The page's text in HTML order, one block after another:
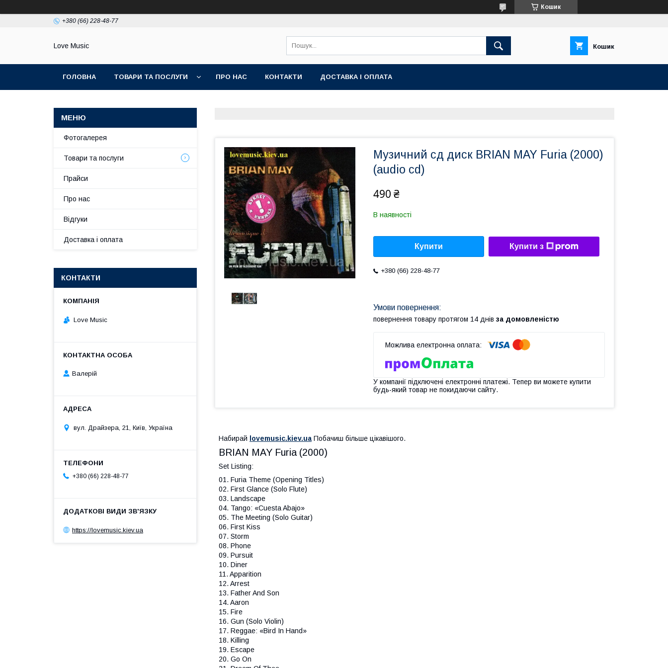
Кошик
+380 (66) 228-48-77
Love Music Кошик
ГОЛОВНА ТОВАРИ ТА ПОСЛУГИ ПРО НАС КОНТАКТИ ДОСТАВКА І ОПЛАТА
Музичний сд диск BRIAN MAY Furia (2000)
(audio cd)
490 ₴
В наявності
Купити Купити з
+380 (66) 228-48-77
повернення товару протягом 14 днів за домовленістю
У компанії підключені електронні платежі. Тепер ви можете купити
будь-який товар не покидаючи сайту.
Набирай lovemusic.kiev.ua Побачиш більше цікавішого.
BRIAN MAY Furia (2000)
Set Listing:
01. Furia Theme (Opening Titles)
02. First Glance (Solo Flute)
03. Landscape
04. Tango: «Cuesta Abajo»
05. The Meeting (Solo Guitar)
06. First Kiss
07. Storm
08. Phone
09. Pursuit
10. Diner
11. Apparition
12. Arrest
13. Father And Son
14. Aaron
15. Fire
16. Gun (Solo Violin)
17. Reggae: «Bird In Hand»
18. Killing
19. Escape
20. Go On
Фотогалерея
Товари та послуги
Прайси
Про нас
Відгуки
Доставка і оплата
КОНТАКТИ
Love Music
Валерій
вул. Драйзера, 21, Київ, Україна
+380 (66) 228-48-77
https://lovemusic.kiev.ua